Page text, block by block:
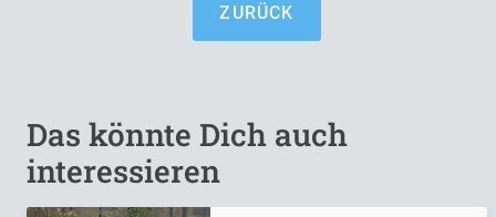
ZURÜCK
Das könnte Dich auch
interessieren